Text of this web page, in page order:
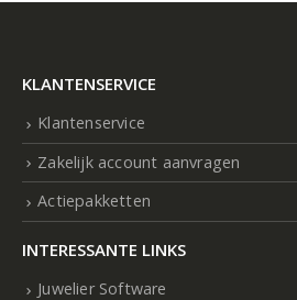
KLANTENSERVICE
Klantenservice
Zakelijk account aanvragen
Actiepakketten
INTERESSANTE LINKS
Juwelier Software